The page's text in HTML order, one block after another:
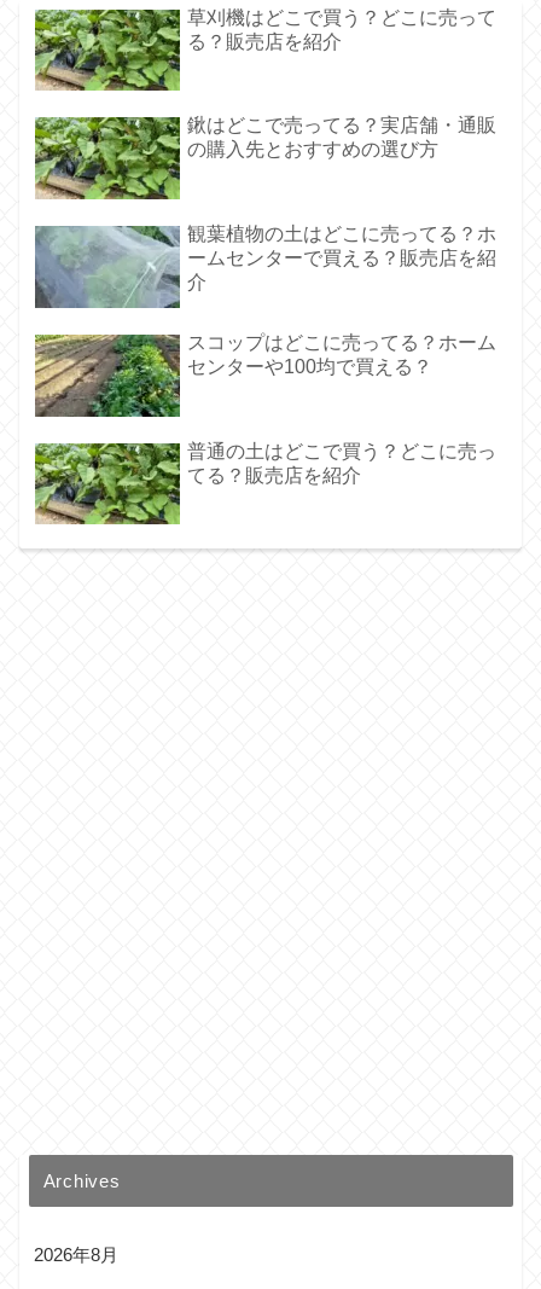
草刈機はどこで買う？どこに売って
る？販売店を紹介
鍬はどこで売ってる？実店舗・通販
の購入先とおすすめの選び方
観葉植物の土はどこに売ってる？ホ
ームセンターで買える？販売店を紹
介
スコップはどこに売ってる？ホーム
センターや100均で買える？
普通の土はどこで買う？どこに売っ
てる？販売店を紹介
Archives
2026年8月